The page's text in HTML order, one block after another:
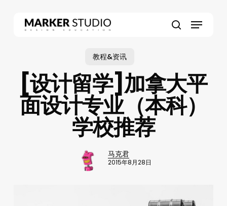
Menu
教程&资讯
[设计留学]加拿大平
面设计专业（本科）
学校推荐
马克君
2015年8月28日